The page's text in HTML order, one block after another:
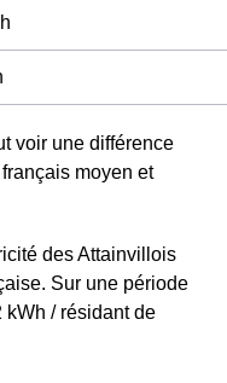
voir une différence
moyen et
des Attainvillois
Sur une période
kWh / résidant de